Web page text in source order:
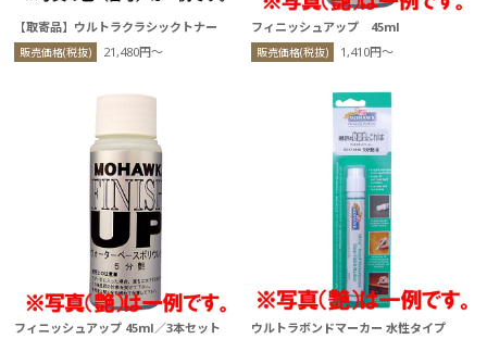
【取寄品】ウルトラクラシックトナー
販売価格(税抜) 21,480円〜
フィニッシュアップ 45ml
販売価格(税抜) 1,410円〜
フィニッシュアップ 45ml／3本セット ウルトラボンドマーカー 水性タイプ